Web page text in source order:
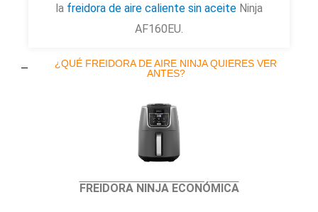
la freidora de aire caliente sin aceite Ninja
AF160EU.
¿QUÉ FREIDORA DE AIRE NINJA QUIERES VER
ANTES?
FREIDORA NINJA ECONÓMICA